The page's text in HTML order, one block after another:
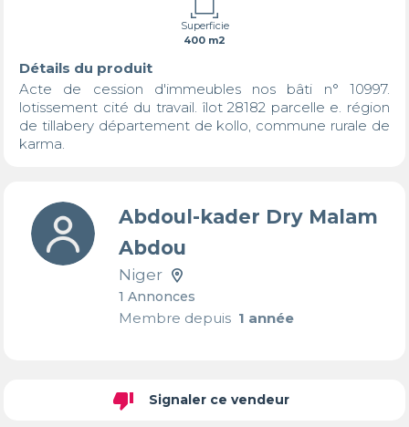
Superficie
400 m2
Détails du produit
Acte de cession d'immeubles nos bâti n° 10997.
lotissement cité du travail. îlot 28182 parcelle e. région
de tillabery département de kollo, commune rurale de
karma.
Abdoul-kader Dry Malam
Abdou
Niger
1 Annonces
Membre depuis1 année
thumb_down Signaler ce vendeur